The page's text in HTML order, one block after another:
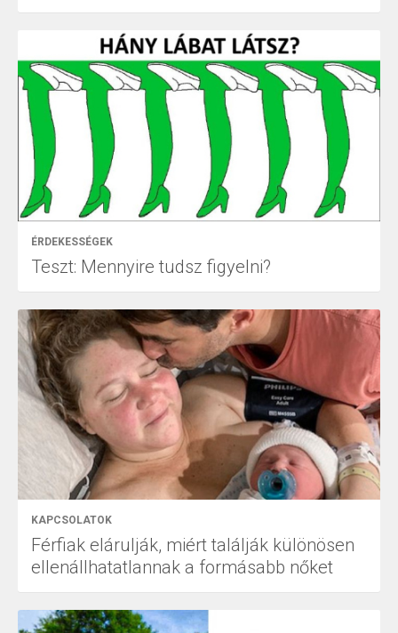
ÉRDEKESSÉGEK
Teszt: Mennyire tudsz figyelni?
KAPCSOLATOK
Férfiak elárulják, miért találják különösen
ellenállhatatlannak a formásabb nőket